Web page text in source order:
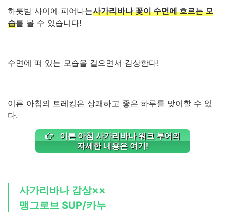
하룻밤 사이에 피어나는사가리바나 꽃이 수면에 흐르는 모
습를 볼 수 있습니다!
수면에 떠 있는 모습을 걸으면서 감상한다!
이른 아침의 트레킹은 상쾌하고 좋은 하루를 맞이할 수 있
다.
이른 아침 사가리바나 워크 투어의
자세한 내용은 여기!
사가리바나 감상××
맹그로브 SUP/카누